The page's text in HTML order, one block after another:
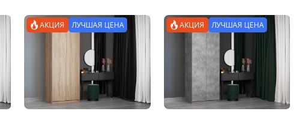
АКЦИЯ ЛУЧШАЯ ЦЕНА АКЦИЯ ЛУЧШАЯ ЦЕНА